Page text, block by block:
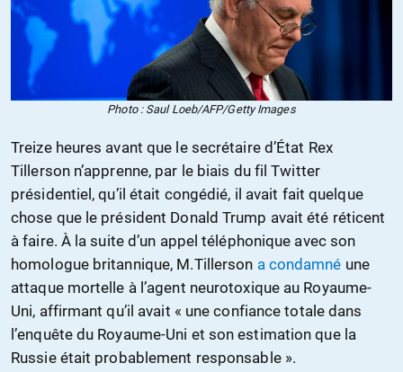
Photo : Saul Loeb/AFP/Getty Images
Treize heures avant que le secrétaire d’État Rex
Tillerson n’apprenne, par le biais du fil Twitter
présidentiel, qu’il était congédié, il avait fait quelque
chose que le président Donald Trump avait été réticent
à faire. À la suite d’un appel téléphonique avec son
homologue britannique, M.Tillerson a condamné une
attaque mortelle à l’agent neurotoxique au Royaume-
Uni, affirmant qu’il avait « une confiance totale dans
l’enquête du Royaume-Uni et son estimation que la
Russie était probablement responsable ».